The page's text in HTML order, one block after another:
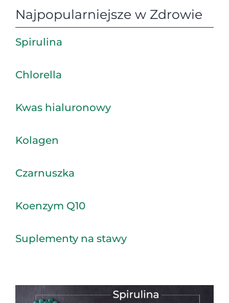
Najpopularniejsze w Zdrowie
Spirulina
Chlorella
Kwas hialuronowy
Kolagen
Czarnuszka
Koenzym Q10
Suplementy na stawy